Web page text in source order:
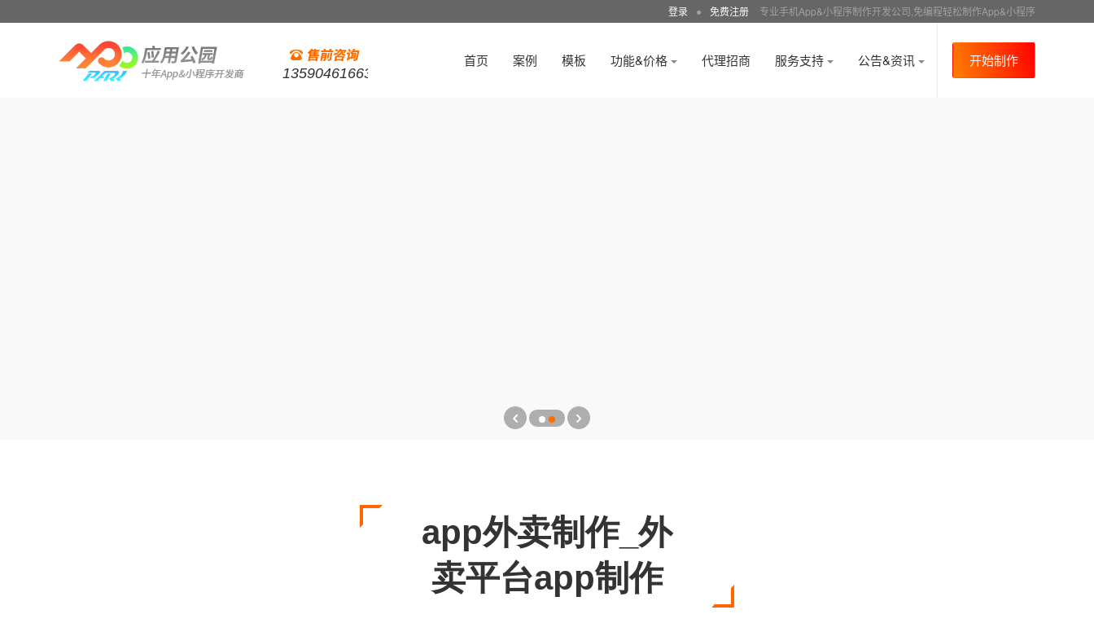
登录 ● 免费注册 专业手机App&小程序制作开发公司,免编程轻松制作App&小程序
13590461663
首页 案例 模板 功能&价格 代理招商 服务支持 公告&资讯 开始制作
app外卖制作_外
卖平台app制作